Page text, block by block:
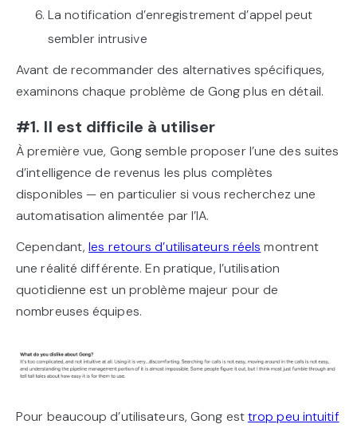
La notification d’enregistrement d’appel peut
sembler intrusive
Avant de recommander des alternatives spécifiques,
examinons chaque problème de Gong plus en détail.
#1. Il est difficile à utiliser
À première vue, Gong semble proposer l’une des suites
d’intelligence de revenus les plus complètes
disponibles — en particulier si vous recherchez une
automatisation alimentée par l’IA.
Cependant,les retours d’utilisateurs réels montrent
une réalité différente. En pratique, l’utilisation
quotidienne est un problème majeur pour de
nombreuses équipes.
Pour beaucoup d’utilisateurs, Gong esttrop peu intuitif